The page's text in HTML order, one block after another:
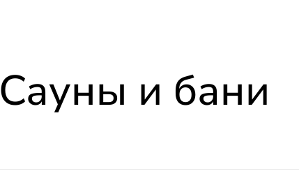
Сауны и бани